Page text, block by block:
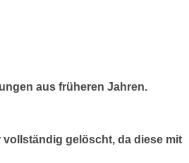
aus früheren Jahren.
gelöscht, da diese mit